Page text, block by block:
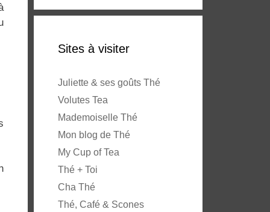
Sites à visiter
Juliette & ses goûts Thé
Volutes Tea
Mademoiselle Thé
Mon blog de Thé
My Cup of Tea
Thé + Toi
Cha Thé
Thé, Café & Scones